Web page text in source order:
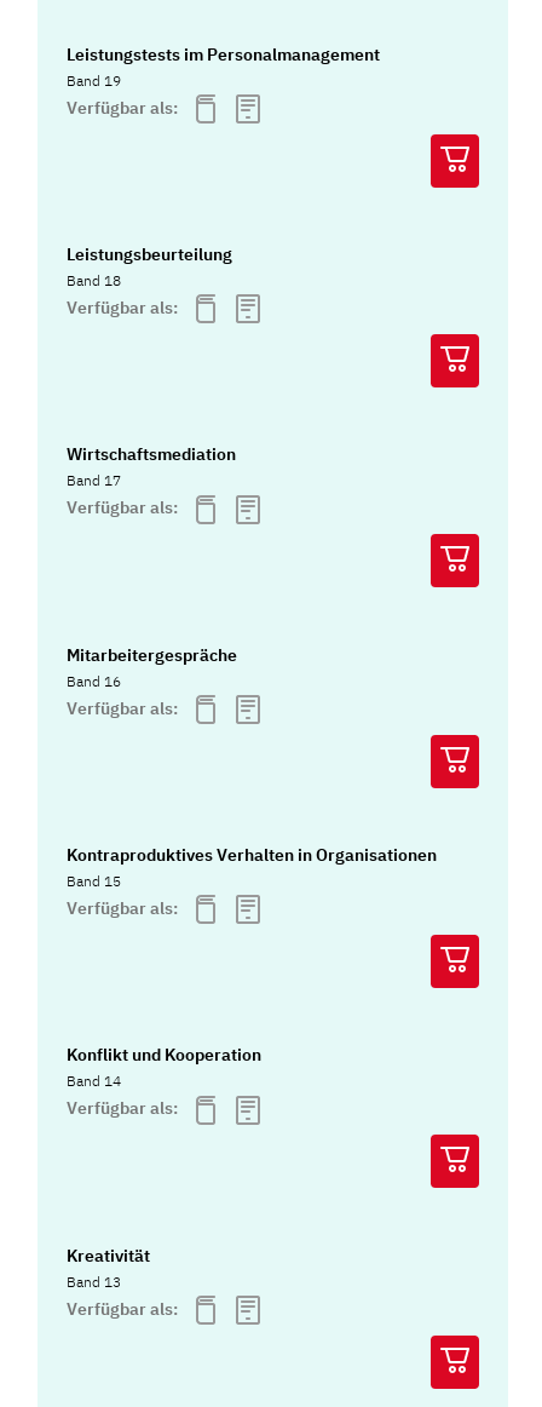
Leistungstests im Personalmanagement
Band 19
Verfügbar als:
Leistungsbeurteilung
Band 18
Verfügbar als:
Wirtschaftsmediation
Band 17
Verfügbar als:
Mitarbeitergespräche
Band 16
Verfügbar als:
Kontraproduktives Verhalten in Organisationen
Band 15
Verfügbar als:
Konflikt und Kooperation
Band 14
Verfügbar als:
Kreativität
Band 13
Verfügbar als: